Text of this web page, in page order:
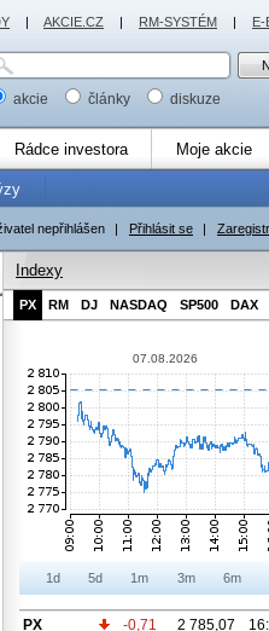
akcie články diskuze
Rádce investora Moje akcie
nepřihlášen | Přihlásit se |
Indexy
PX RM DJ NASDAQ SP500 DAX
07.08.2026
1d 5d 1m 3m 6m
PX -0,71 2 785,07
| AKCIE.CZ | RM-SYSTÉM | E-